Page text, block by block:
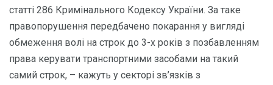
статті 286 Кримінального Кодексу України. За таке
правопорушення передбачено покарання у вигляді
обмеження волі на строк до 3-х років з позбавленням
права керувати транспортними засобами на такий
самий строк, – кажуть у секторі зв’язків з